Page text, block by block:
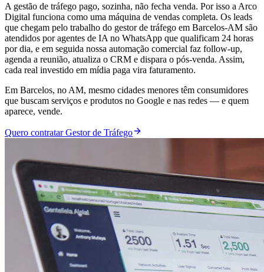
A gestão de tráfego pago, sozinha, não fecha venda. Por isso a Arco
Digital funciona como uma máquina de vendas completa. Os leads
que chegam pelo trabalho do gestor de tráfego em Barcelos-AM são
atendidos por agentes de IA no WhatsApp que qualificam 24 horas
por dia, e em seguida nossa automação comercial faz follow-up,
agenda a reunião, atualiza o CRM e dispara o pós-venda. Assim,
cada real investido em mídia paga vira faturamento.
Em Barcelos, no AM, mesmo cidades menores têm consumidores
que buscam serviços e produtos no Google e nas redes — e quem
aparece, vende.
Quero contratar Gestor de Tráfego